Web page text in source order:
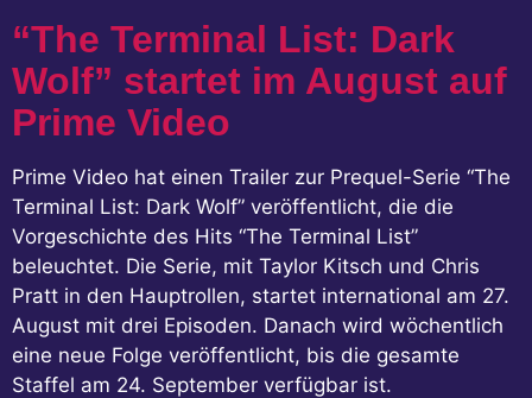
“The Terminal List: Dark
Wolf” startet im August auf
Prime Video
Prime Video hat einen Trailer zur Prequel-Serie “The
Terminal List: Dark Wolf” veröffentlicht, die die
Vorgeschichte des Hits “The Terminal List”
beleuchtet. Die Serie, mit Taylor Kitsch und Chris
Pratt in den Hauptrollen, startet international am 27.
August mit drei Episoden. Danach wird wöchentlich
eine neue Folge veröffentlicht, bis die gesamte
Staffel am 24. September verfügbar ist.